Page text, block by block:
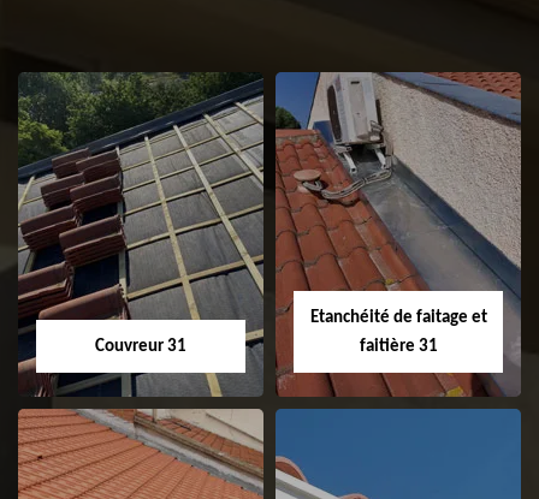
Couvreur 31
Etanchéité de faitage et
faitière 31